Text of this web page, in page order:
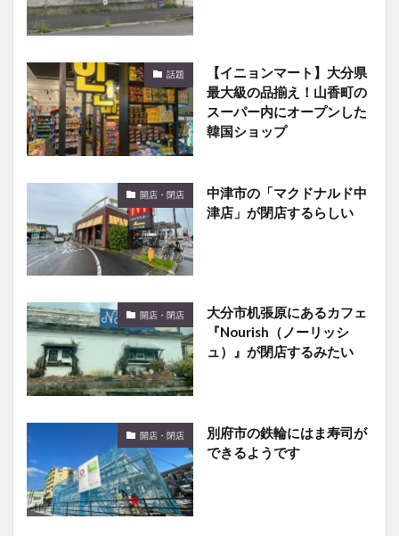
話題
【イニョンマート】大分県
最大級の品揃え！山香町の
スーパー内にオープンした
韓国ショップ
開店・閉店
中津市の「マクドナルド中
津店」が閉店するらしい
開店・閉店
大分市机張原にあるカフェ
『Nourish（ノーリッシ
ュ）』が閉店するみたい
開店・閉店
別府市の鉄輪にはま寿司が
できるようです